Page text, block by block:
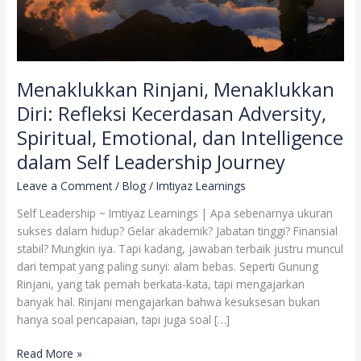
Menaklukkan Rinjani, Menaklukkan
Diri: Refleksi Kecerdasan Adversity,
Spiritual, Emotional, dan Intelligence
dalam Self Leadership Journey
Leave a Comment /Blog /Imtiyaz Learnings
Self Leadership ~ Imtiyaz Learnings | Apa sebenarnya ukuran
sukses dalam hidup? Gelar akademik? Jabatan tinggi? Finansial
stabil? Mungkin iya. Tapi kadang, jawaban terbaik justru muncul
dari tempat yang paling sunyi: alam bebas. Seperti Gunung
Rinjani, yang tak pernah berkata-kata, tapi mengajarkan
banyak hal. Rinjani mengajarkan bahwa kesuksesan bukan
hanya soal pencapaian, tapi juga soal […]
dan
Intelligence
Self
Leadership
Journey
Read More »